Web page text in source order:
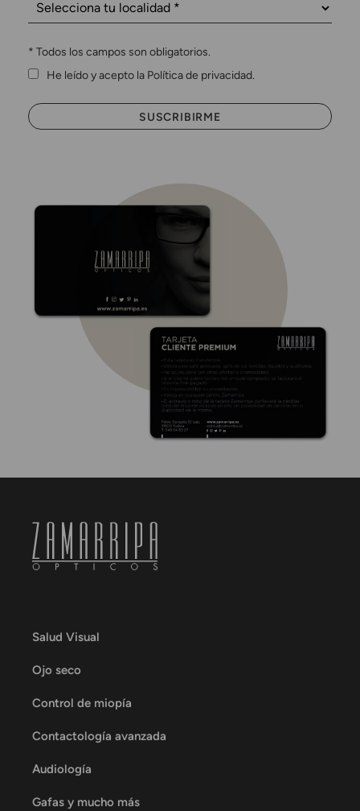
* Todos los campos son obligatorios.
He leído y acepto la Política de privacidad.
Salud Visual
Ojo seco
Control de miopía
Contactología avanzada
Audiología
Gafas y mucho más